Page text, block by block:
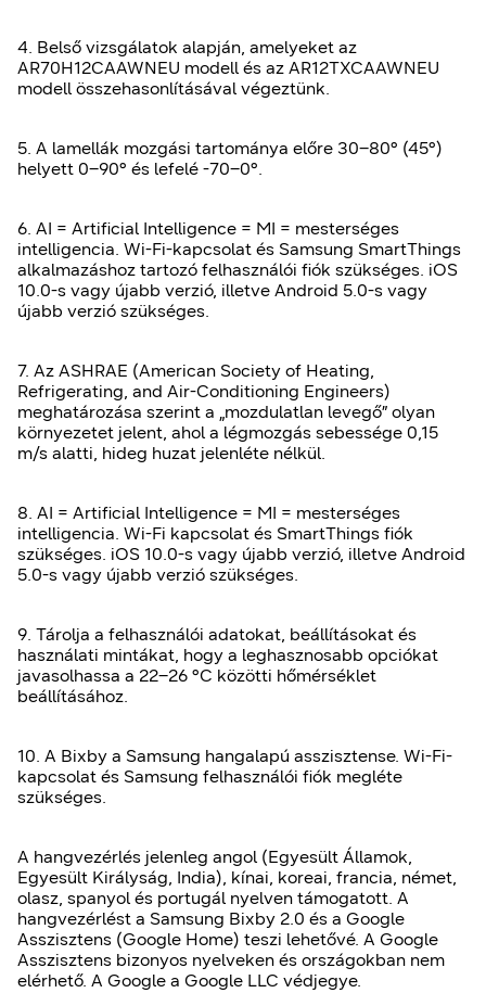
4. Belső vizsgálatok alapján, amelyeket az
AR70H12CAAWNEU modell és az AR12TXCAAWNEU
modell összehasonlításával végeztünk.
5. A lamellák mozgási tartománya előre 30–80° (45°)
helyett 0–90° és lefelé -70–0°.
6. AI = Artificial Intelligence = MI = mesterséges
intelligencia. Wi-Fi-kapcsolat és Samsung SmartThings
alkalmazáshoz tartozó felhasználói fiók szükséges. iOS
10.0-s vagy újabb verzió, illetve Android 5.0-s vagy
újabb verzió szükséges.
7. Az ASHRAE (American Society of Heating,
Refrigerating, and Air-Conditioning Engineers)
meghatározása szerint a „mozdulatlan levegő” olyan
környezetet jelent, ahol a légmozgás sebessége 0,15
m/s alatti, hideg huzat jelenléte nélkül.
8. AI = Artificial Intelligence = MI = mesterséges
intelligencia. Wi-Fi kapcsolat és SmartThings fiók
szükséges. iOS 10.0-s vagy újabb verzió, illetve Android
5.0-s vagy újabb verzió szükséges.
9. Tárolja a felhasználói adatokat, beállításokat és
használati mintákat, hogy a leghasznosabb opciókat
javasolhassa a 22–26 °C közötti hőmérséklet
beállításához.
10. A Bixby a Samsung hangalapú asszisztense. Wi-Fi-
kapcsolat és Samsung felhasználói fiók megléte
szükséges.
A hangvezérlés jelenleg angol (Egyesült Államok,
Egyesült Királyság, India), kínai, koreai, francia, német,
olasz, spanyol és portugál nyelven támogatott. A
hangvezérlést a Samsung Bixby 2.0 és a Google
Asszisztens (Google Home) teszi lehetővé. A Google
Asszisztens bizonyos nyelveken és országokban nem
elérhető. A Google a Google LLC védjegye.